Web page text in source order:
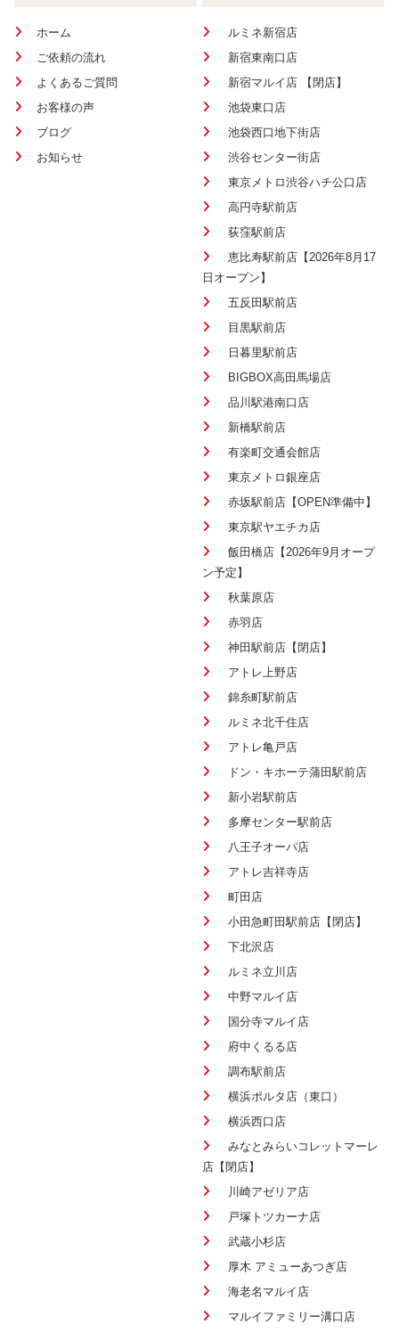
ホーム
ご依頼の流れ
よくあるご質問
お客様の声
ブログ
お知らせ
ルミネ新宿店
新宿東南口店
新宿マルイ店 【閉店】
池袋東口店
池袋西口地下街店
渋谷センター街店
東京メトロ渋谷ハチ公口店
高円寺駅前店
荻窪駅前店
恵比寿駅前店【2026年8月17
日オープン】
五反田駅前店
目黒駅前店
日暮里駅前店
BIGBOX高田馬場店
品川駅港南口店
新橋駅前店
有楽町交通会館店
東京メトロ銀座店
赤坂駅前店【OPEN準備中】
東京駅ヤエチカ店
飯田橋店【2026年9月オープ
ン予定】
秋葉原店
赤羽店
神田駅前店【閉店】
アトレ上野店
錦糸町駅前店
ルミネ北千住店
アトレ亀戸店
ドン・キホーテ蒲田駅前店
新小岩駅前店
多摩センター駅前店
八王子オーパ店
アトレ吉祥寺店
町田店
小田急町田駅前店【閉店】
下北沢店
ルミネ立川店
中野マルイ店
国分寺マルイ店
府中くるる店
調布駅前店
横浜ポルタ店（東口）
横浜西口店
みなとみらいコレットマーレ
店【閉店】
川崎アゼリア店
戸塚トツカーナ店
武蔵小杉店
厚木 アミューあつぎ店
海老名マルイ店
マルイファミリー溝口店